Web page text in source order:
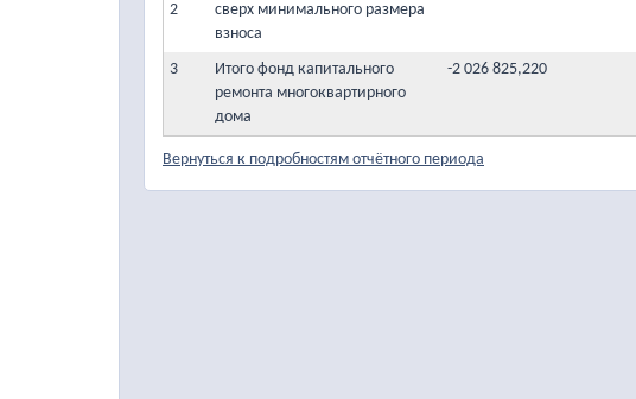
2
сверх минимального размера
взноса
3
Итого фонд капитального
ремонта многоквартирного
дома
-2 026 825,220
Вернуться к подробностям отчётного периода